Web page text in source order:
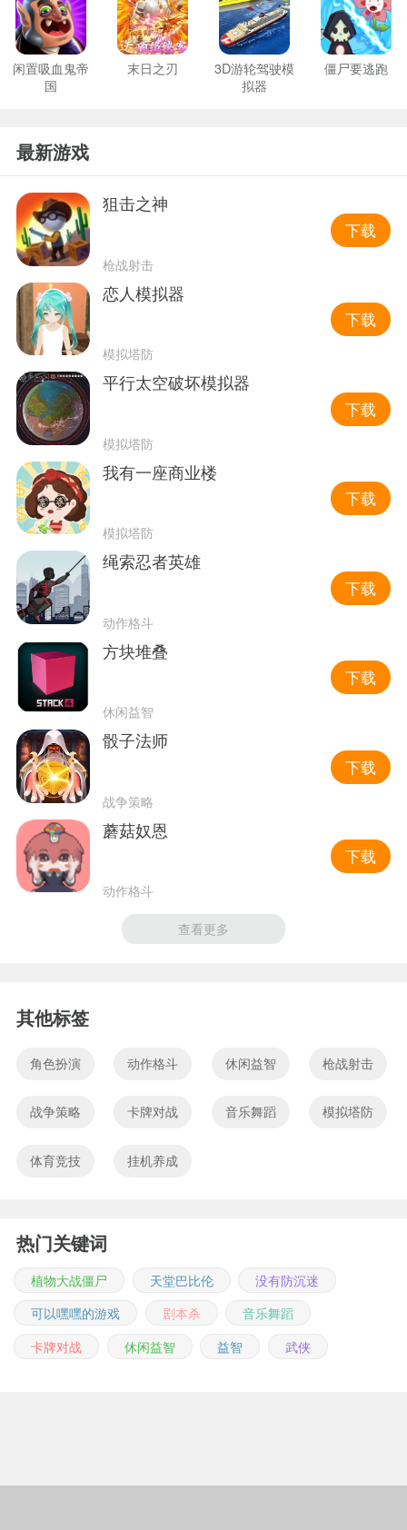
闲置吸血鬼帝
国
末日之刃
3D游轮驾驶模
拟器
僵尸要逃跑
最新游戏
狙击之神
枪战射击
下载
恋人模拟器
模拟塔防
下载
平行太空破坏模拟器
模拟塔防
下载
我有一座商业楼
模拟塔防
下载
绳索忍者英雄
动作格斗
下载
方块堆叠
休闲益智
下载
骰子法师
战争策略
下载
蘑菇奴恩
动作格斗
下载
查看更多
其他标签
角色扮演 动作格斗 休闲益智 枪战射击
战争策略 卡牌对战 音乐舞蹈 模拟塔防
体育竞技 挂机养成
热门关键词
植物大战僵尸 天堂巴比伦
没有防沉迷
可以嘿嘿的游戏
剧本杀
音乐舞蹈
卡牌对战
休闲益智 益智 武侠